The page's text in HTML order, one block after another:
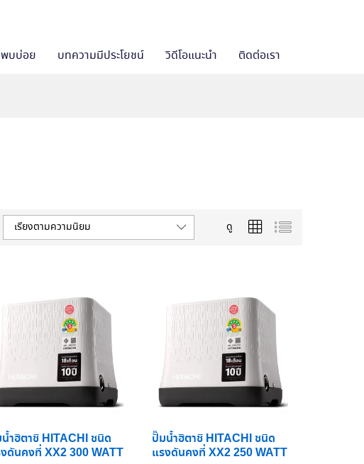
บบ่อย บทความมีประโยชน์ วิดีโอแนะนำ ติดต่อเรา
ดู
เรียงตามความนิยม
ำฮิตาชิ HITACHI ชนิด
ดันคงที่ XX2 300 WATT
ปั๊มน้ำฮิตาชิ HITACHI ชนิด
แรงดันคงที่ XX2 250 WATT